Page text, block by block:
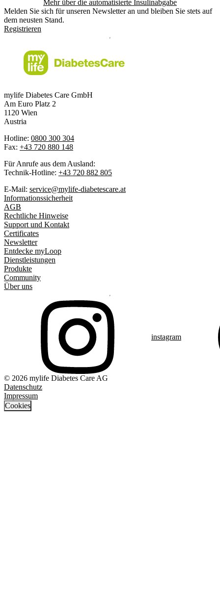
Mehr über die automatisierte Insulinabgabe
Melden Sie sich für unseren Newsletter an und bleiben Sie stets auf
dem neusten Stand.
Registrieren
mylife Diabetes Care GmbH
Am Euro Platz 2
1120 Wien
Austria
Hotline: 0800 300 304
Fax: +43 720 880 148
Für Anrufe aus dem Ausland:
Technik-Hotline: +43 720 882 805
E-Mail: service@mylife-diabetescare.at
Informationssicherheit
AGB
Rechtliche Hinweise
Support und Kontakt
Certificates
Newsletter
Entdecke myLoop
Dienstleistungen
Produkte
Community
Über uns
instagram
© 2026 mylife Diabetes Care AG
Datenschutz
Impressum
Cookies